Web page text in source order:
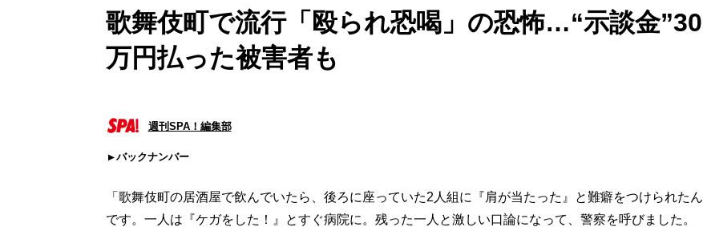
歌舞伎町で流行「殴られ恐喝」の恐怖…“示談金”30
万円払った被害者も
週刊SPA！編集部
バックナンバー
「歌舞伎町の居酒屋で飲んでいたら、後ろに座っていた2人組に『肩が当たった』と難癖をつけられたん
です。一人は『ケガをした！』とすぐ病院に。残った一人と激しい口論になって、警察を呼びました。